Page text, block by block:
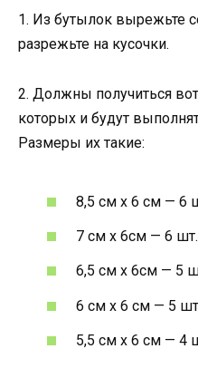
1. Из бутылок вырежьте
разрежьте на кусочки.
2. Должны получиться
которых и будут
Размеры их такие:
8,5 cм x 6 cм — 6
7 cм x 6cм — 6 шт.
6,5 cм x 6cм — 5
6 cм x 6 cм — 5
5,5 cм x 6 cм — 4